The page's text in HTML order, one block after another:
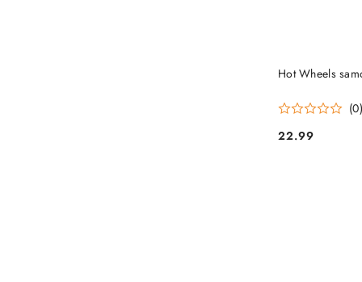
Hot Wheels
(0)
Cena:
22.99